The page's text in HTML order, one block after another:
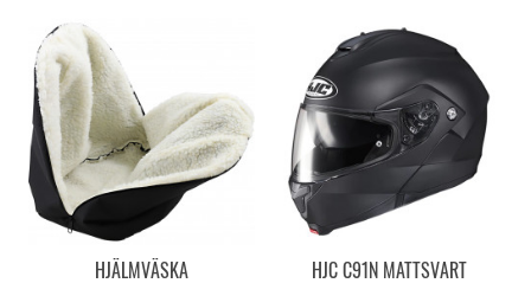
HJÄLMVÄSKA HJC C91N MATTSVART